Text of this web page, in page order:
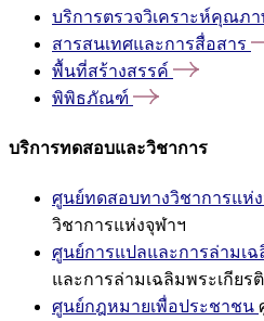
บริการตรวจวิเคราะห์คุณภา
สารสนเทศและการสื่อสาร
พื้นที่สร้างสรรค์
พิพิธภัณฑ์
บริการทดสอบและวิชาการ
ศูนย์ทดสอบทางวิชาการแห่
วิชาการแห่งจุฬาฯ
ศูนย์การแปลและการล่ามเฉ
และการล่ามเฉลิมพระเกียรติ
ศูนย์กฎหมายเพื่อประชาชน